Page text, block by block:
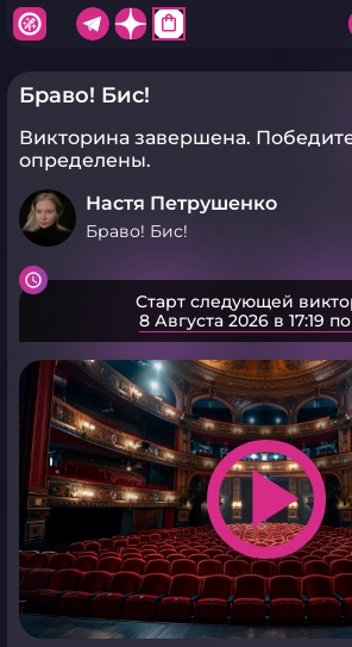
shopping_bag
Браво! Бис!
Викторина завершена.
определены.
Настя Петрушенко
Браво! Бис!
Старт следующей
8 Августа 2026 в 17:19
play_arrow